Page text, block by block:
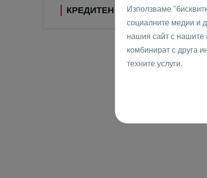
КРЕДИТЕН КАЛКУЛАТОР
Използваме
социалните медии и
нашия сайт с нашите
комбинират с друга
техните услуги.